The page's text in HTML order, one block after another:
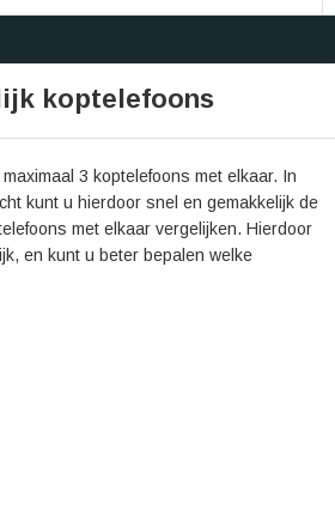
koptelefoons
3 koptelefoons met elkaar. In
kunt u hierdoor snel en gemakkelijk de
met elkaar vergelijken. Hierdoor
en kunt u beter bepalen welke